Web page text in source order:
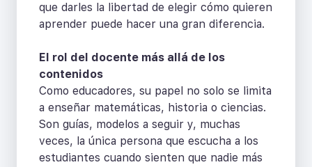
que darles la libertad de elegir cómo quieren
aprender puede hacer una gran diferencia.
El rol del docente más allá de los
contenidos
Como educadores, su papel no solo se limita
a enseñar matemáticas, historia o ciencias.
Son guías, modelos a seguir y, muchas
veces, la única persona que escucha a los
estudiantes cuando sienten que nadie más